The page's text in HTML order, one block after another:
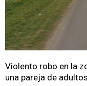
Violento robo en la
una pareja de